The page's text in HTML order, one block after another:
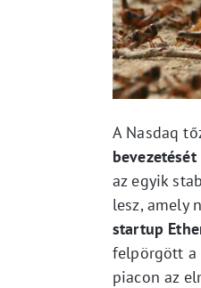
A Nasdaq
az egyik
lesz, amely
startup
felpörgött a
piacon az